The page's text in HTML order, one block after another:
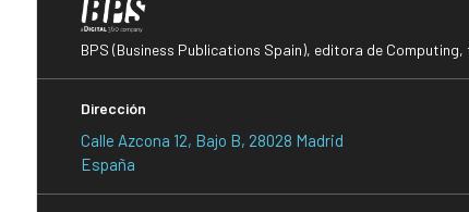
BPS (Business Publications Spain), editora de
Dirección
Calle Azcona 12, Bajo B, 28028 Madrid
España